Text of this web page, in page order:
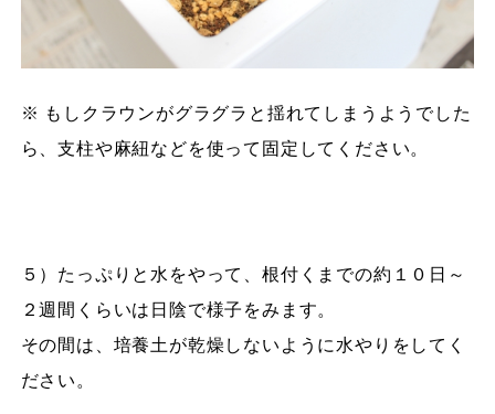
※ もしクラウンがグラグラと揺れてしまうようでした
ら、支柱や麻紐などを使って固定してください。
５）たっぷりと水をやって、根付くまでの約１０日～
２週間くらいは日陰で様子をみます。
その間は、培養土が乾燥しないように水やりをしてく
ださい。